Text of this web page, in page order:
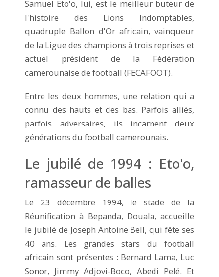
Samuel Eto'o, lui, est le meilleur buteur de
l'histoire des Lions Indomptables,
quadruple Ballon d'Or africain, vainqueur
de la Ligue des champions à trois reprises et
actuel président de la Fédération
camerounaise de football (FECAFOOT).
Entre les deux hommes, une relation qui a
connu des hauts et des bas. Parfois alliés,
parfois adversaires, ils incarnent deux
générations du football camerounais.
Le jubilé de 1994 : Eto'o,
ramasseur de balles
Le 23 décembre 1994, le stade de la
Réunification à Bepanda, Douala, accueille
le jubilé de Joseph Antoine Bell, qui fête ses
40 ans. Les grandes stars du football
africain sont présentes : Bernard Lama, Luc
Sonor, Jimmy Adjovi-Boco, Abedi Pelé. Et